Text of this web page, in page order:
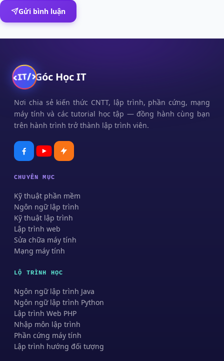
Gửi bình luận
Góc Học IT
Nơi chia sẻ kiến thức CNTT, lập trình, phần cứng, mạng
máy tính và các tutorial học tập — đồng hành cùng bạn
trên hành trình trở thành lập trình viên.
CHUYÊN MỤC
Kỹ thuật phần mềm
Ngôn ngữ lập trình
Kỹ thuật lập trình
Lập trình web
Sửa chữa máy tính
Mạng máy tính
LỘ TRÌNH HỌC
Ngôn ngữ lập trình Java
Ngôn ngữ lập trình Python
Lập trình Web PHP
Nhập môn lập trình
Phần cứng máy tính
Lập trình hướng đối tượng